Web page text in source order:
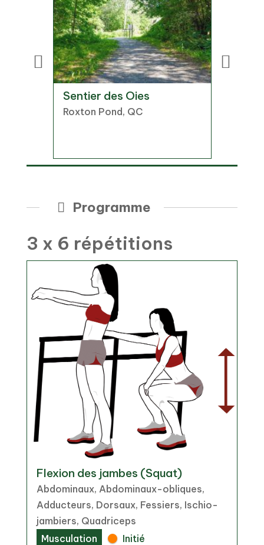
Sentier des Oies
Roxton Pond, QC
Programme
3 x 6 répétitions
Flexion des jambes (Squat)
Abdominaux, Abdominaux-obliques,
Adducteurs, Dorsaux, Fessiers, Ischio-
jambiers, Quadriceps
Musculation
Initié